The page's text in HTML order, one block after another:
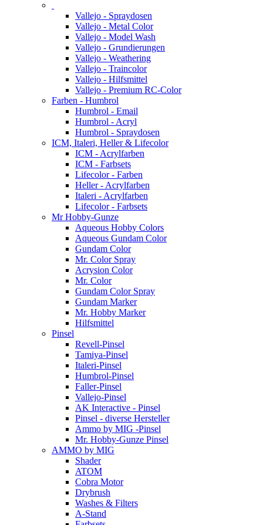
Vallejo - Spraydosen
Vallejo - Metal Color
Vallejo - Model Wash
Vallejo - Grundierungen
Vallejo - Weathering
Vallejo - Traincolor
Vallejo - Hilfsmittel
Vallejo - Premium RC-Color
Farben - Humbrol
Humbrol - Email
Humbrol - Acryl
Humbrol - Spraydosen
ICM, Italeri, Heller & Lifecolor
ICM - Acrylfarben
ICM - Farbsets
Lifecolor - Farben
Heller - Acrylfarben
Italeri - Acrylfarben
Lifecolor - Farbsets
Mr Hobby-Gunze
Aqueous Hobby Colors
Aqueous Gundam Color
Gundam Color
Mr. Color Spray
Acrysion Color
Mr. Color
Gundam Color Spray
Gundam Marker
Mr. Hobby Marker
Hilfsmittel
Pinsel
Revell-Pinsel
Tamiya-Pinsel
Italeri-Pinsel
Humbrol-Pinsel
Faller-Pinsel
Vallejo-Pinsel
AK Interactive - Pinsel
Pinsel - diverse Hersteller
Ammo by MIG -Pinsel
Mr. Hobby-Gunze Pinsel
AMMO by MIG
Shader
ATOM
Cobra Motor
Drybrush
Washes & Filters
A-Stand